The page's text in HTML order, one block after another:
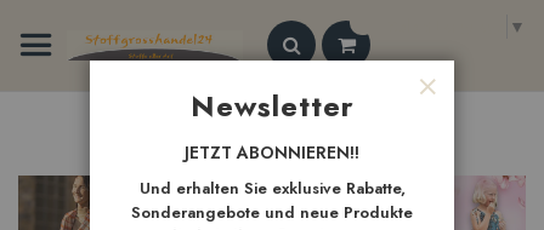
Inhalt
springen
▼
Search
NeueArtikel
Newsletter
JETZT ABONNIEREN!!
Und erhalten Sie exklusive Rabatte,
Sonderangebote und neue Produkte